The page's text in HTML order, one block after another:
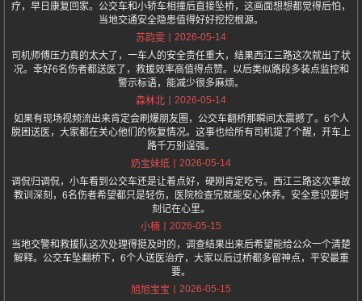
疗，早日康复回家。公交车和小轿车相撞后直接坠桥，这画面想想都觉得后怕，
当地交通安全隐患值得好好挖挖根源。
苏韵雯
2026-05-14
司机师傅压力真的太大了，一车人的安全责任重大，结果西江三路这次就出了状
况。幸好6名伤者都送医了，救援效率高值得点赞。以后类似路段多装点监控和
警示标语，能减少很多麻烦。
森林北
2026-05-14
如果有现场视频流出来肯定会刷爆朋友圈，公交车翻桥那瞬间太震撼了。6个人
脱困送医，大家都在关心他们的恢复情况。这事也给所有司机提了个醒，开车上
路千万别逞强。
奶宝妹纸
2026-05-14
调侃归调侃，小车看到公交车还是让着点好，硬刚肯定吃亏。西江三路这次事故
教训深刻，6名伤者希望都只是轻伤，医院检查完就能安心休养。安全意识要时
刻记在心里。
小楠
2026-05-15
当地交警和救援队这次处理得挺及时的，调查结果出来后希望能给公众一个清楚
解释。公交车坠翻桥下，6个人送医治疗，大家以后过桥都多留神点，平安最重
要。
旭旭宝宝
2026-05-15